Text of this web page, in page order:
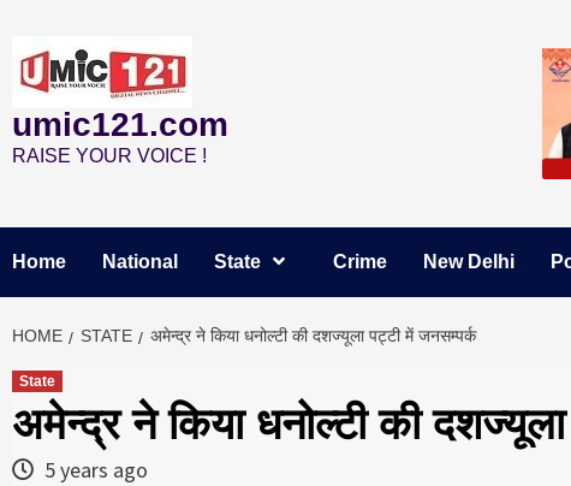
content
umic121.com
RAISE YOUR VOICE !
Home National State Crime New Delhi
HOME STATE अमेन्द्र ने किया धनोल्टी की दशज्यूला पट्टी में जनसम्पर्क
State
अमेन्द्र ने किया धनोल्टी की
5 years ago